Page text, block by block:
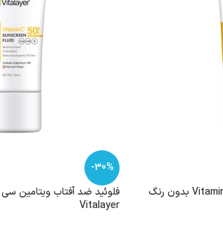
فلوئید ضد آفتاب ویتامین سی Vitamin C بدون رنگ
-30%
Vitalayer